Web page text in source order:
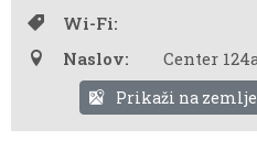
Wi-Fi:
Naslov:
Center 124a
Prikaži na